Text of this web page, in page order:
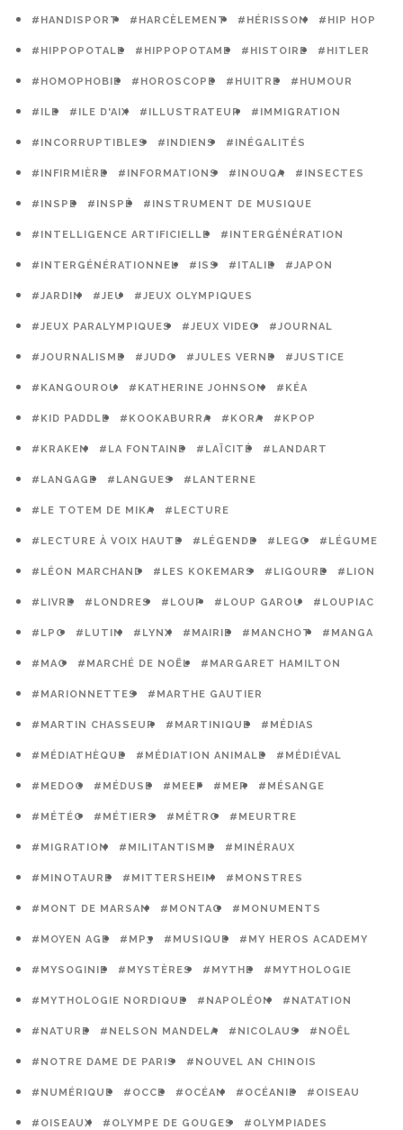
#HANDISPORT #HARCÈLEMENT #HÉRISSON #HIP HOP
#HIPPOPOTALE #HIPPOPOTAME #HISTOIRE #HITLER
#HOMOPHOBIE #HOROSCOPE #HUITRE #HUMOUR
#ILE #ILE D'AIX #ILLUSTRATEUR #IMMIGRATION
#INCORRUPTIBLES #INDIENS #INÉGALITÉS
#INFIRMIÈRE #INFORMATIONS #INOUQA #INSECTES
#INSPE #INSPÉ #INSTRUMENT DE MUSIQUE
#INTELLIGENCE ARTIFICIELLE #INTERGÉNÉRATION
#INTERGÉNÉRATIONNEL #ISS #ITALIE #JAPON
#JARDIN #JEU #JEUX OLYMPIQUES
#JEUX PARALYMPIQUES #JEUX VIDEO #JOURNAL
#JOURNALISME #JUDO #JULES VERNE #JUSTICE
#KANGOUROU #KATHERINE JOHNSON #KÉA
#KID PADDLE #KOOKABURRA #KORA #KPOP
#KRAKEN #LA FONTAINE #LAÏCITÉ #LANDART
#LANGAGE #LANGUES #LANTERNE
#LE TOTEM DE MIKA #LECTURE
#LECTURE À VOIX HAUTE #LÉGENDE #LEGO #LÉGUME
#LÉON MARCHAND #LES KOKEMARS #LIGOURE #LION
#LIVRE #LONDRES #LOUP #LOUP GAROU #LOUPIAC
#LPO #LUTIN #LYNX #MAIRIE #MANCHOT #MANGA
#MAO #MARCHÉ DE NOËL #MARGARET HAMILTON
#MARIONNETTES #MARTHE GAUTIER
#MARTIN CHASSEUR #MARTINIQUE #MÉDIAS
#MÉDIATHÈQUE #MÉDIATION ANIMALE #MÉDIÉVAL
#MEDOC #MÉDUSE #MEEF #MER #MÉSANGE
#MÉTÉO #MÉTIERS #MÉTRO #MEURTRE
#MIGRATION #MILITANTISME #MINÉRAUX
#MINOTAURE #MITTERSHEIM #MONSTRES
#MONT DE MARSAN #MONTAG #MONUMENTS
#MOYEN AGE #MP3 #MUSIQUE #MY HEROS ACADEMY
#MYSOGINIE #MYSTÈRES #MYTHE #MYTHOLOGIE
#MYTHOLOGIE NORDIQUE #NAPOLÉON #NATATION
#NATURE #NELSON MANDELA #NICOLAUS #NOËL
#NOTRE DAME DE PARIS #NOUVEL AN CHINOIS
#NUMÉRIQUE #OCCE #OCÉAN #OCÉANIE #OISEAU
#OISEAUX #OLYMPE DE GOUGES #OLYMPIADES